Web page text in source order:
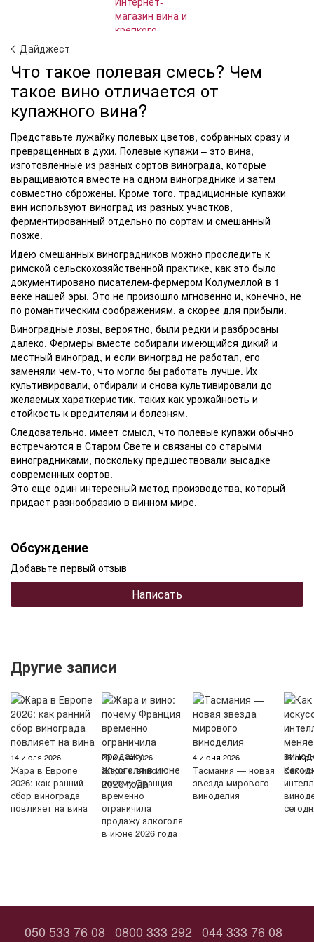
Дайджест
Что такое полевая смесь? Чем
такое вино отличается от
купажного вина?
Представьте лужайку полевых цветов, собранных сразу и
превращенных в духи. Полевые купажи – это вина,
изготовленные из разных сортов винограда, которые
выращиваются вместе на одном винограднике и затем
совместно сброжены. Кроме того, традиционные купажи
вин используют виноград из разных участков,
ферментированный отдельно по сортам и смешанный
позже.
Идею смешанных виноградников можно проследить к
римской сельскохозяйственной практике, как это было
документировано писателем-фермером Колумеллой в 1
веке нашей эры. Это не произошло мгновенно и, конечно, не
по романтическим соображениям, а скорее для прибыли.
Виноградные лозы, вероятно, были редки и разбросаны
далеко. Фермеры вместе собирали имеющийся дикий и
местный виноград, и если виноград не работал, его
заменяли чем-то, что могло бы работать лучше. Их
культивировали, отбирали и снова культивировали до
желаемых хараткеристик, таких как урожайность и
стойкость к вредителям и болезням.
Следовательно, имеет смысл, что полевые купажи обычно
встречаются в Старом Свете и связаны со старыми
виноградниками, поскольку предшествовали высадке
современных сортов.
Это еще один интересный метод производства, который
придаст разнообразию в винном мире.
Обсуждение
Добавьте первый отзыв
Написать
Другие записи
14 июля 2026
Жара в Европе
2026: как ранний
сбор винограда
повлияет на вина
29 июня 2026
Жара и вино:
почему Франция
временно
ограничила
продажу алкоголя
в июне 2026 года
4 июня 2026
Тасмания — новая
звезда мирового
виноделия
16
Как
050 533 76 08 0800 333 292 044 333 76 08